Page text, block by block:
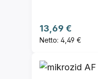
Regulärer Preis:
13,69 €
Netto: 4,49 €